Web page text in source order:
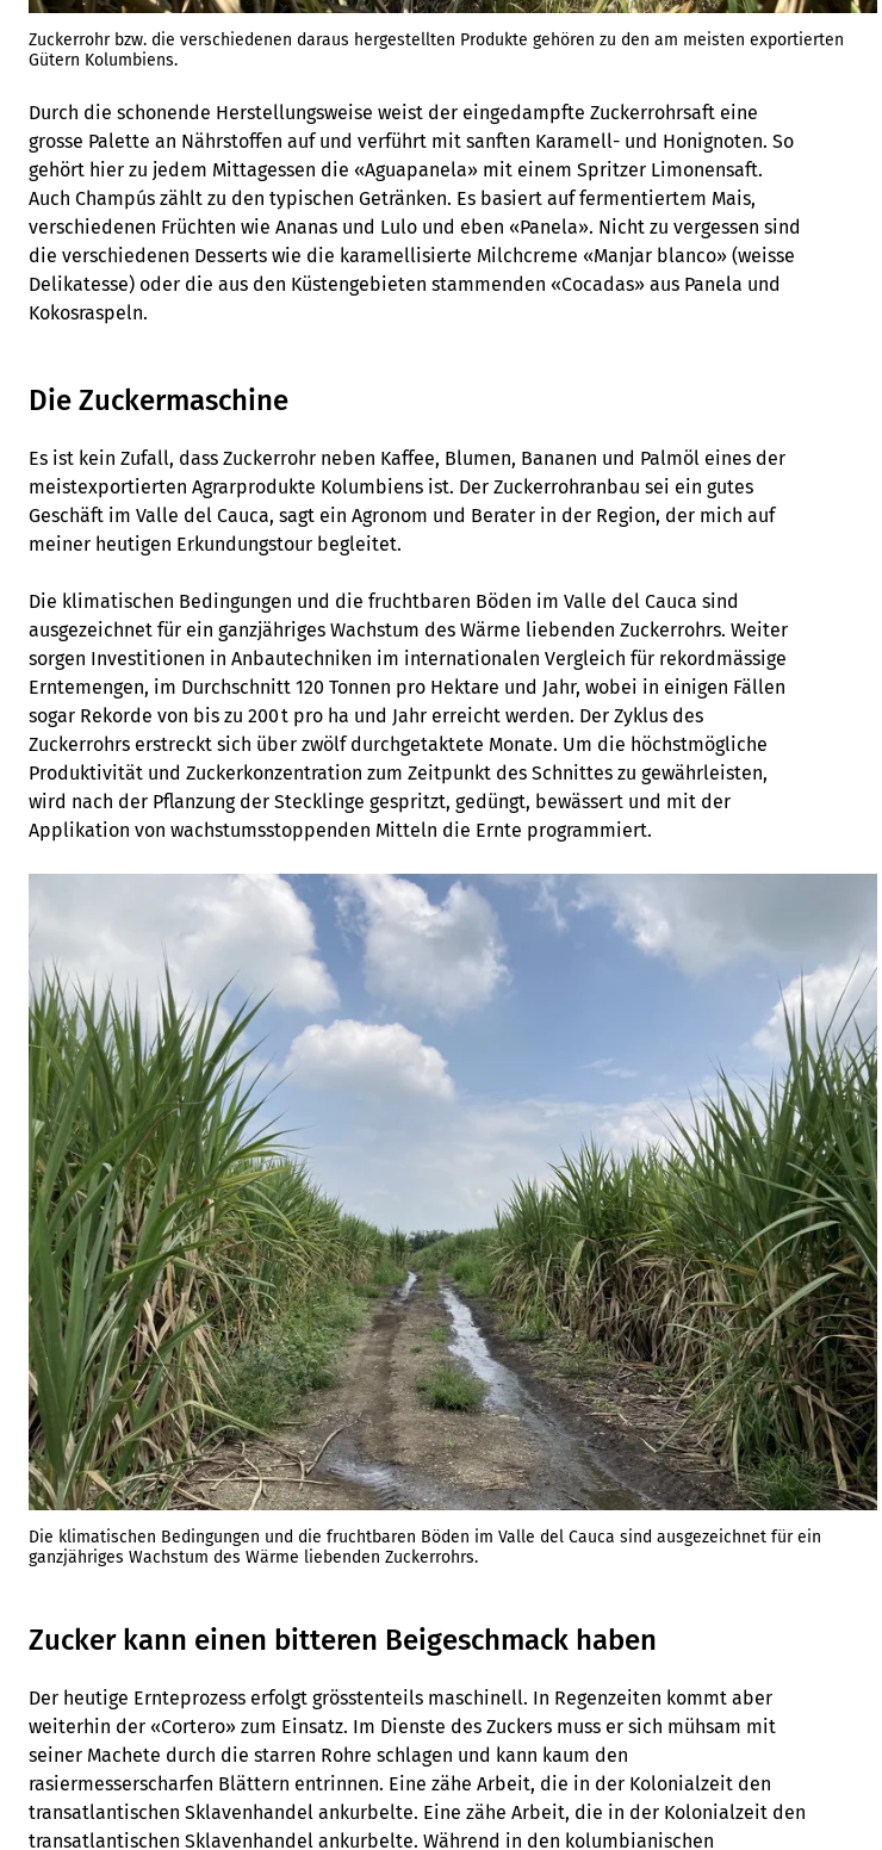
Zuckerrohr bzw. die verschiedenen daraus hergestellten Produkte gehören zu den am meisten exportierten
Gütern Kolumbiens.
Durch die schonende Herstellungsweise weist der eingedampfte Zuckerrohrsaft eine
grosse Palette an Nährstoffen auf und verführt mit sanften Karamell- und Honignoten. So
gehört hier zu jedem Mittagessen die «Aguapanela» mit einem Spritzer Limonensaft.
Auch Champús zählt zu den typischen Getränken. Es basiert auf fermentiertem Mais,
verschiedenen Früchten wie Ananas und Lulo und eben «Panela». Nicht zu vergessen sind
die verschiedenen Desserts wie die karamellisierte Milchcreme «Manjar blanco» (weisse
Delikatesse) oder die aus den Küstengebieten stammenden «Cocadas» aus Panela und
Kokosraspeln.
Die Zuckermaschine
Es ist kein Zufall, dass Zuckerrohr neben Kaffee, Blumen, Bananen und Palmöl eines der
meistexportierten Agrarprodukte Kolumbiens ist. Der Zuckerrohranbau sei ein gutes
Geschäft im Valle del Cauca, sagt ein Agronom und Berater in der Region, der mich auf
meiner heutigen Erkundungstour begleitet.
Die klimatischen Bedingungen und die fruchtbaren Böden im Valle del Cauca sind
ausgezeichnet für ein ganzjähriges Wachstum des Wärme liebenden Zuckerrohrs. Weiter
sorgen Investitionen in Anbautechniken im internationalen Vergleich für rekordmässige
Erntemengen, im Durchschnitt 120 Tonnen pro Hektare und Jahr, wobei in einigen Fällen
sogar Rekorde von bis zu 200 t pro ha und Jahr erreicht werden. Der Zyklus des
Zuckerrohrs erstreckt sich über zwölf durchgetaktete Monate. Um die höchstmögliche
Produktivität und Zuckerkonzentration zum Zeitpunkt des Schnittes zu gewährleisten,
wird nach der Pflanzung der Stecklinge gespritzt, gedüngt, bewässert und mit der
Applikation von wachstumsstoppenden Mitteln die Ernte programmiert.
Die klimatischen Bedingungen und die fruchtbaren Böden im Valle del Cauca sind ausgezeichnet für ein
ganzjähriges Wachstum des Wärme liebenden Zuckerrohrs.
Zucker kann einen bitteren Beigeschmack haben
Der heutige Ernteprozess erfolgt grösstenteils maschinell. In Regenzeiten kommt aber
weiterhin der «Cortero» zum Einsatz. Im Dienste des Zuckers muss er sich mühsam mit
seiner Machete durch die starren Rohre schlagen und kann kaum den
rasiermesserscharfen Blättern entrinnen. Eine zähe Arbeit, die in der Kolonialzeit den
transatlantischen Sklavenhandel ankurbelte. Eine zähe Arbeit, die in der Kolonialzeit den
transatlantischen Sklavenhandel ankurbelte. Während in den kolumbianischen